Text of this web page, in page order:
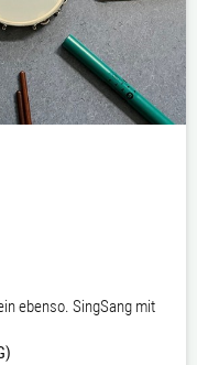
ebenso. SingSang mit